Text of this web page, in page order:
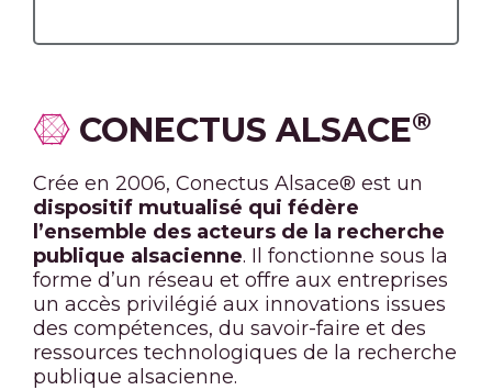
CONECTUS ALSACE®
Crée en 2006, Conectus Alsace® est un
dispositif mutualisé qui fédère
l’ensemble des acteurs de la recherche
publique alsacienne. Il fonctionne sous la
forme d’un réseau et offre aux entreprises
un accès privilégié aux innovations issues
des compétences, du savoir-faire et des
ressources technologiques de la recherche
publique alsacienne.